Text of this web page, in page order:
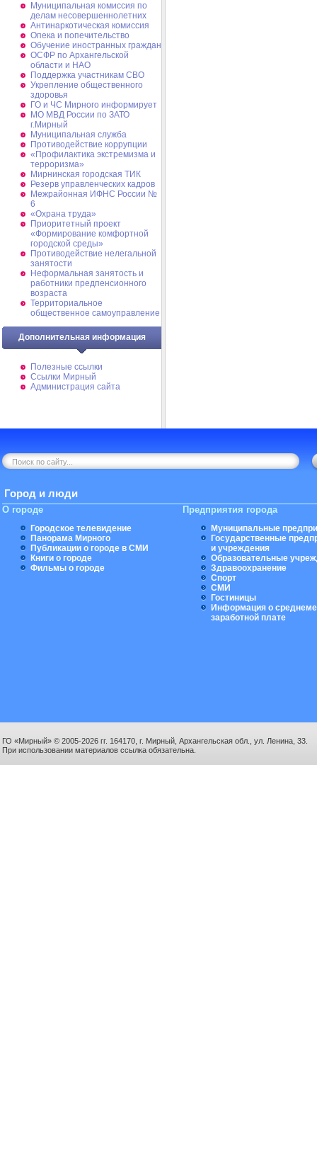
Муниципальная комиссия по
делам несовершеннолетних
Антинаркотическая комиссия
Опека и попечительство
Обучение иностранных граждан
ОСФР по Архангельской
области и НАО
Поддержка участникам СВО
Укрепление общественного
здоровья
ГО и ЧС Мирного информирует
МО МВД России по ЗАТО
г.Мирный
Муниципальная cлужба
Противодействие коррупции
«Профилактика экстремизма и
терроризма»
Мирнинская городская ТИК
Резерв управленческих кадров
Межрайонная ИФНС России №
6
«Охрана труда»
Приоритетный проект
«Формирование комфортной
городской среды»
Противодействие нелегальной
занятости
Неформальная занятость и
работники предпенсионного
возраста
Территориальное
общественное самоуправление
Дополнительная информация
Полезные ссылки
Ссылки Мирный
Администрация сайта
Город и люди
О городе
Городское телевидение
Панорама Мирного
Публикации о городе в СМИ
Книги о городе
Фильмы о городе
Предприятия города
Муниципальные
Государственные
и учреждения
Образовательные
Здравоохранение
Спорт
СМИ
Гостиницы
Информация о
заработной плате
ГО «Мирный» © 2005-2026 гг. 164170, г. Мирный, Архангельская обл., ул. Ленина, 33.
При использовании материалов ссылка обязательна.